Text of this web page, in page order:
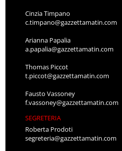
Cinzia Timpano
c.timpano@gazzettamatin.com
Arianna Papalia
a.papalia@gazzettamatin.com
Thomas Piccot
t.piccot@gazzettamatin.com
Fausto Vassoney
f.vassoney@gazzettamatin.com
SEGRETERIA
Roberta Prodoti
segreteria@gazzettamatin.com